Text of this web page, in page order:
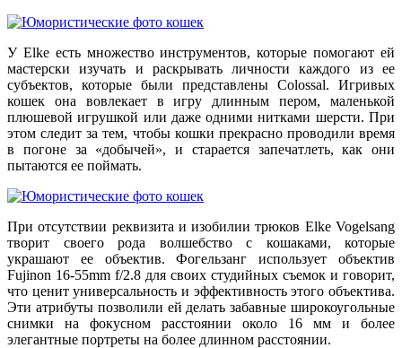
У Elke есть множество инструментов, которые помогают ей
мастерски изучать и раскрывать личности каждого из ее
субъектов, которые были представлены Colossal. Игривых
кошек она вовлекает в игру длинным пером, маленькой
плюшевой игрушкой или даже одними нитками шерсти. При
этом следит за тем, чтобы кошки прекрасно проводили время
в погоне за «добычей», и стараетсязапечатлеть, как они
пытаются ее поймать.
При отсутствии реквизита и изобилии трюков Elke Vogelsang
творит своего рода волшебство с кошаками, которые
украшают ее объектив. Фогельзанг использует объектив
Fujinon 16-55mm f/2.8 для своих студийных съемок и говорит,
что ценит универсальность и эффективность этого объектива.
Эти атрибуты позволили ей делать забавные широкоугольные
снимки на фокусном расстоянии около 16 мм и более
элегантные портреты на более длинном расстоянии.